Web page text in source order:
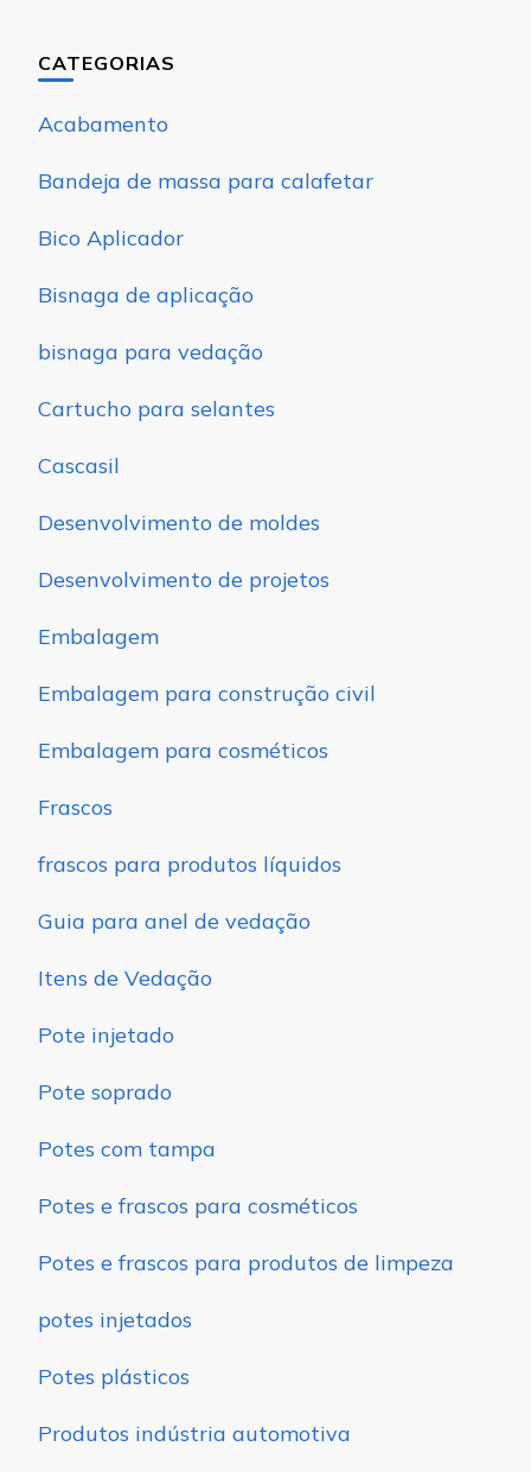
CATEGORIAS
Acabamento
Bandeja de massa para calafetar
Bico Aplicador
Bisnaga de aplicação
bisnaga para vedação
Cartucho para selantes
Cascasil
Desenvolvimento de moldes
Desenvolvimento de projetos
Embalagem
Embalagem para construção civil
Embalagem para cosméticos
Frascos
frascos para produtos líquidos
Guia para anel de vedação
Itens de Vedação
Pote injetado
Pote soprado
Potes com tampa
Potes e frascos para cosméticos
Potes e frascos para produtos de limpeza
potes injetados
Potes plásticos
Produtos indústria automotiva